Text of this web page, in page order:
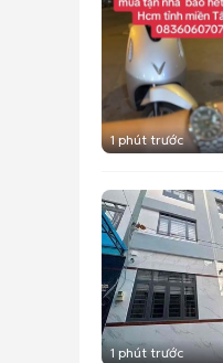
1 phút trước
1 phút trước